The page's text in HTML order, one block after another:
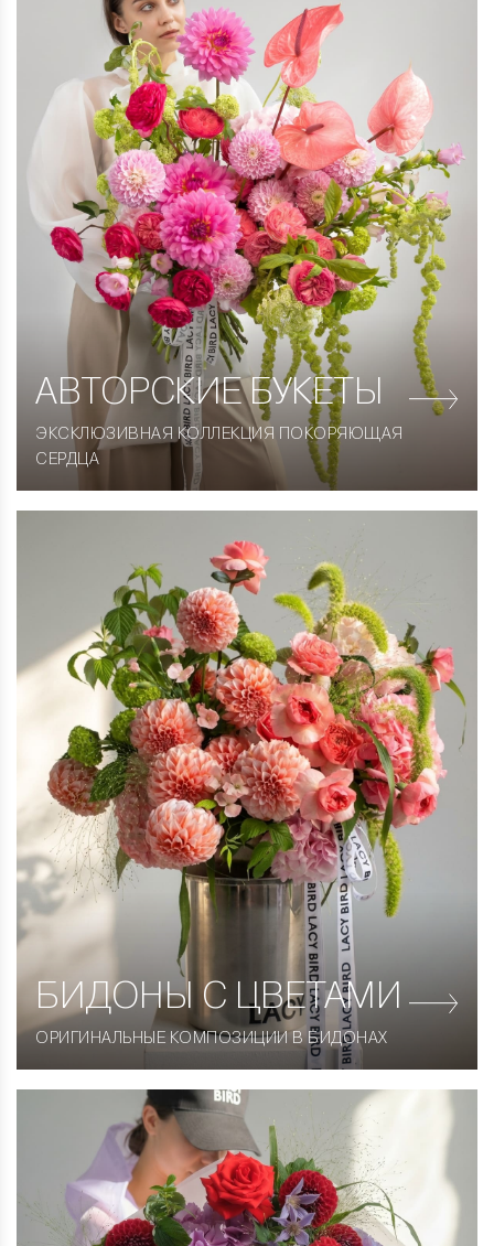
АВТОРСКИЕБУКЕТЫ
ЭКСКЛЮЗИВНАЯ КОЛЛЕКЦИЯ ПОКОРЯЮЩАЯ
СЕРДЦА
БИДОНЫ С ЦВЕТАМИ
ОРИГИНАЛЬНЫЕ КОМПОЗИЦИИ В БИДОНАХ